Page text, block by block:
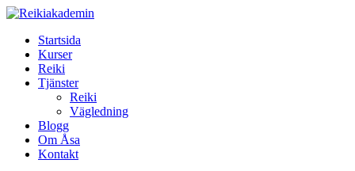
Startsida
Kurser
Reiki
Tjänster
Reiki
Vägledning
Blogg
Om Åsa
Kontakt